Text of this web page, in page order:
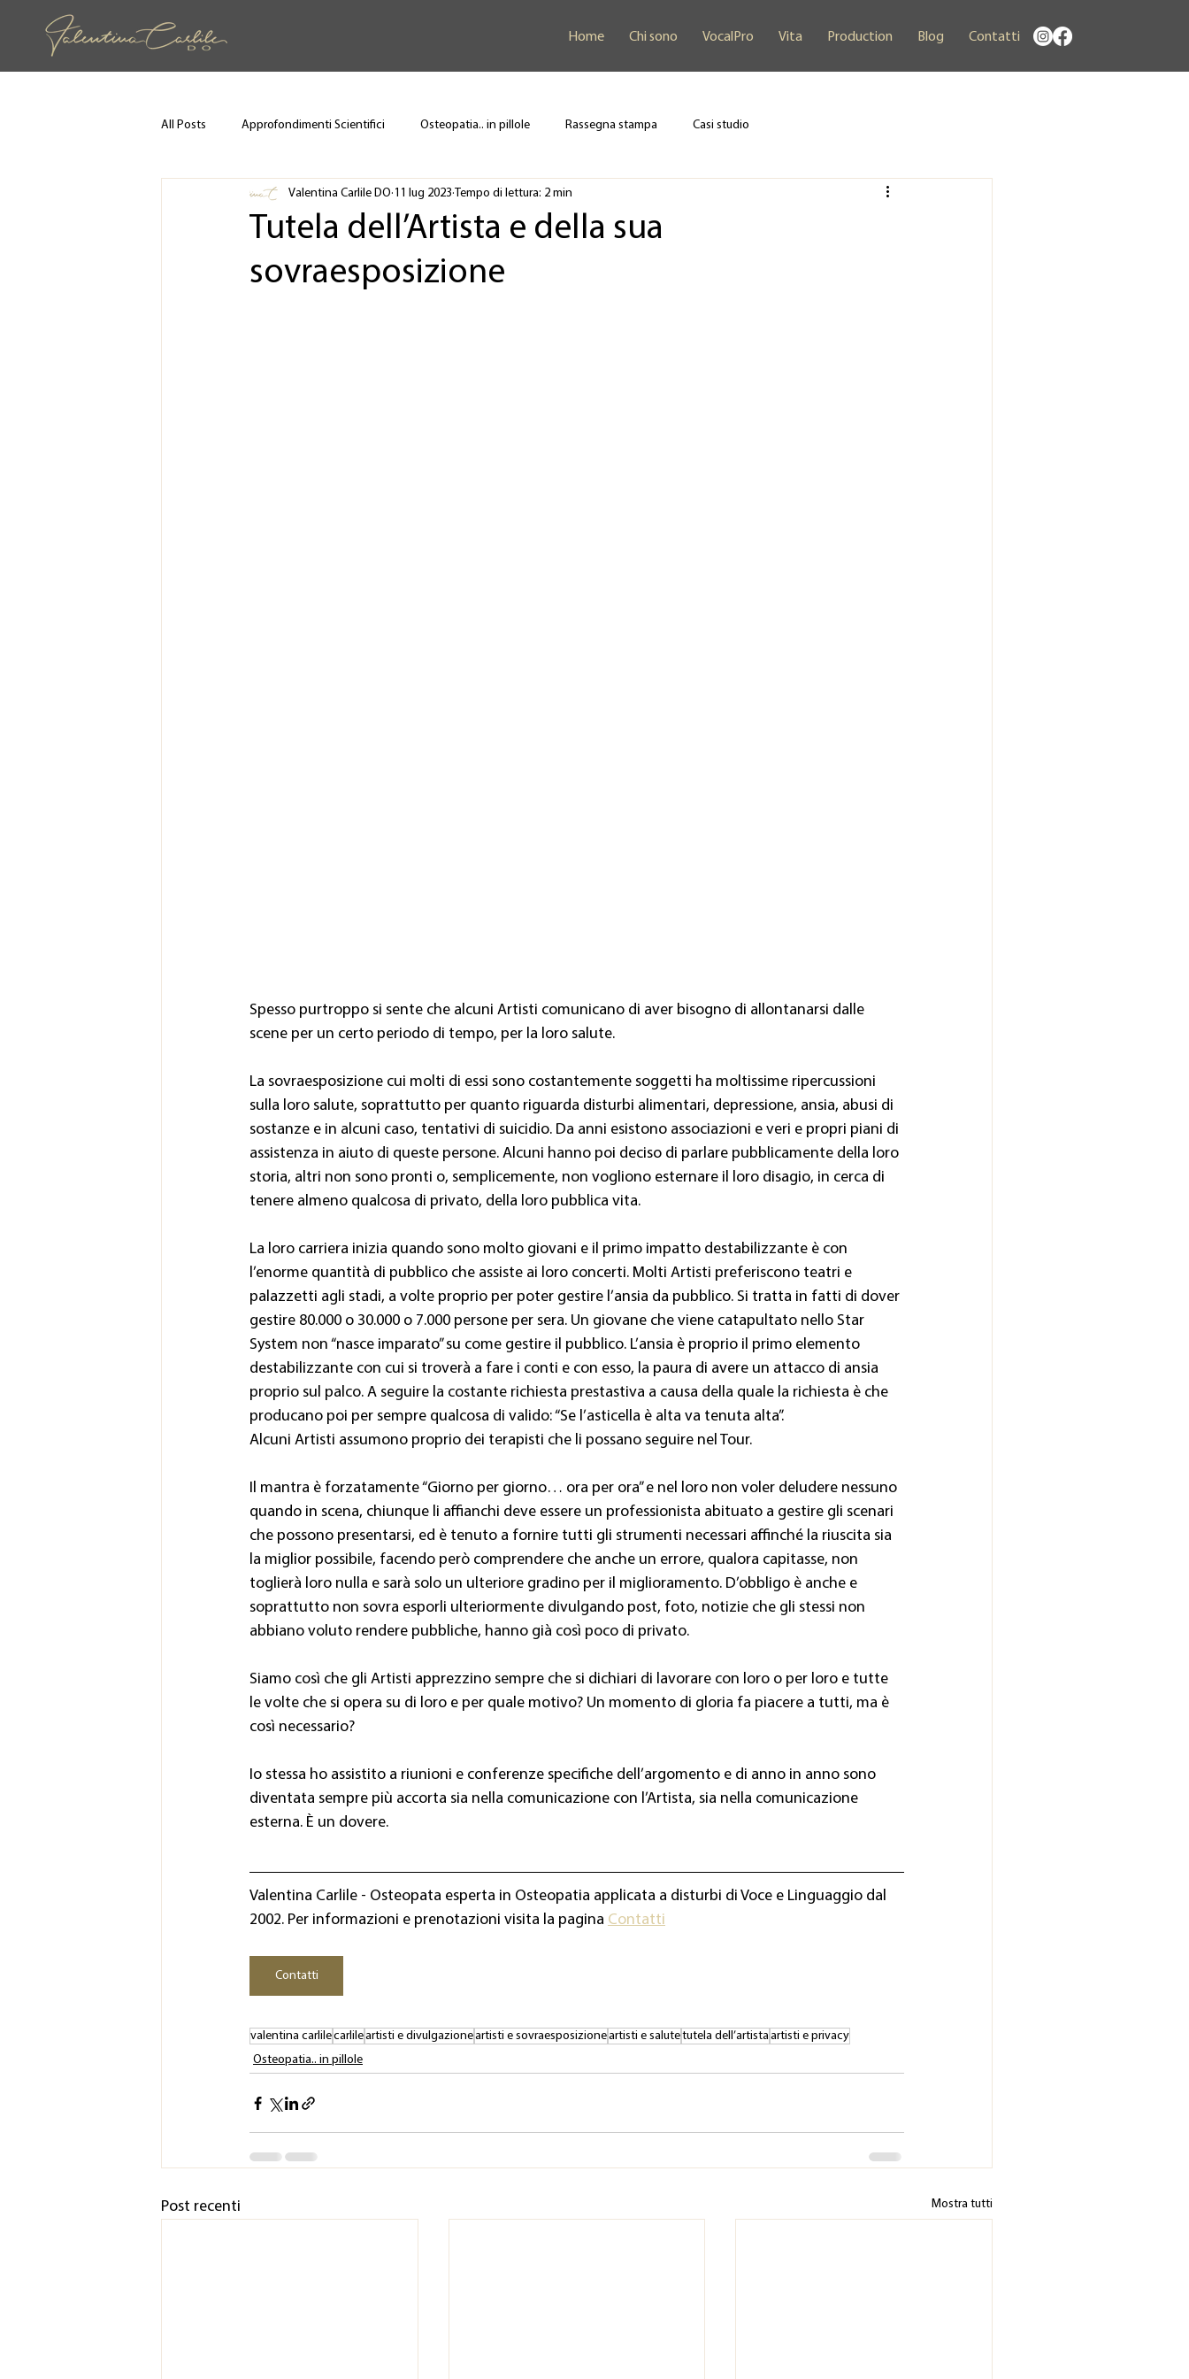
Home Chi sono VocalPro Vita Production Blog Contatti
All Posts Approfondimenti Scientifici Osteopatia.. in pillole Rassegna stampa Casi studio
Tutela dell’Artista e della sua
sovraesposizione
Valentina Carlile DO 11 lug 2023 Tempo di lettura: 2 min
Spesso purtroppo si sente che alcuni Artisti comunicano di aver bisogno di allontanarsi dalle
scene per un certo periodo di tempo, per la loro salute.
La sovraesposizione cui molti di essi sono costantemente soggetti ha moltissime ripercussioni
sulla loro salute, soprattutto per quanto riguarda disturbi alimentari, depressione, ansia, abusi di
sostanze e in alcuni caso, tentativi di suicidio. Da anni esistono associazioni e veri e propri piani di
assistenza in aiuto di queste persone. Alcuni hanno poi deciso di parlare pubblicamente della loro
storia, altri non sono pronti o, semplicemente, non vogliono esternare il loro disagio, in cerca di
tenere almeno qualcosa di privato, della loro pubblica vita.
La loro carriera inizia quando sono molto giovani e il primo impatto destabilizzante è con
l’enorme quantità di pubblico che assiste ai loro concerti. Molti Artisti preferiscono teatri e
palazzetti agli stadi, a volte proprio per poter gestire l’ansia da pubblico. Si tratta in fatti di dover
gestire 80.000 o 30.000 o 7.000 persone per sera. Un giovane che viene catapultato nello Star
System non “nasce imparato” su come gestire il pubblico. L’ansia è proprio il primo elemento
destabilizzante con cui si troverà a fare i conti e con esso, la paura di avere un attacco di ansia
proprio sul palco. A seguire la costante richiesta prestastiva a causa della quale la richiesta è che
producano poi per sempre qualcosa di valido: “Se l’asticella è alta va tenuta alta”.
Alcuni Artisti assumono proprio dei terapisti che li possano seguire nel Tour.
Il mantra è forzatamente “Giorno per giorno… ora per ora” e nel loro non voler deludere nessuno
quando in scena, chiunque li affianchi deve essere un professionista abituato a gestire gli scenari
che possono presentarsi, ed è tenuto a fornire tutti gli strumenti necessari affinché la riuscita sia
la miglior possibile, facendo però comprendere che anche un errore, qualora capitasse, non
toglierà loro nulla e sarà solo un ulteriore gradino per il miglioramento. D’obbligo è anche e
soprattutto non sovra esporli ulteriormente divulgando post, foto, notizie che gli stessi non
abbiano voluto rendere pubbliche, hanno già così poco di privato.
Siamo così che gli Artisti apprezzino sempre che si dichiari di lavorare con loro o per loro e tutte
le volte che si opera su di loro e per quale motivo? Un momento di gloria fa piacere a tutti, ma è
così necessario?
Io stessa ho assistito a riunioni e conferenze specifiche dell’argomento e di anno in anno sono
diventata sempre più accorta sia nella comunicazione con l’Artista, sia nella comunicazione
esterna. È un dovere.
Valentina Carlile - Osteopata esperta in Osteopatia applicata a disturbi di Voce e Linguaggio dal
2002. Per informazioni e prenotazioni visita la pagina Contatti
Contatti
valentina carlilecarlileartisti e divulgazioneartisti e sovraesposizioneartisti e salutetutela dell’artista artisti e privacy
Osteopatia.. in pillole
Post recenti Mostra tutti